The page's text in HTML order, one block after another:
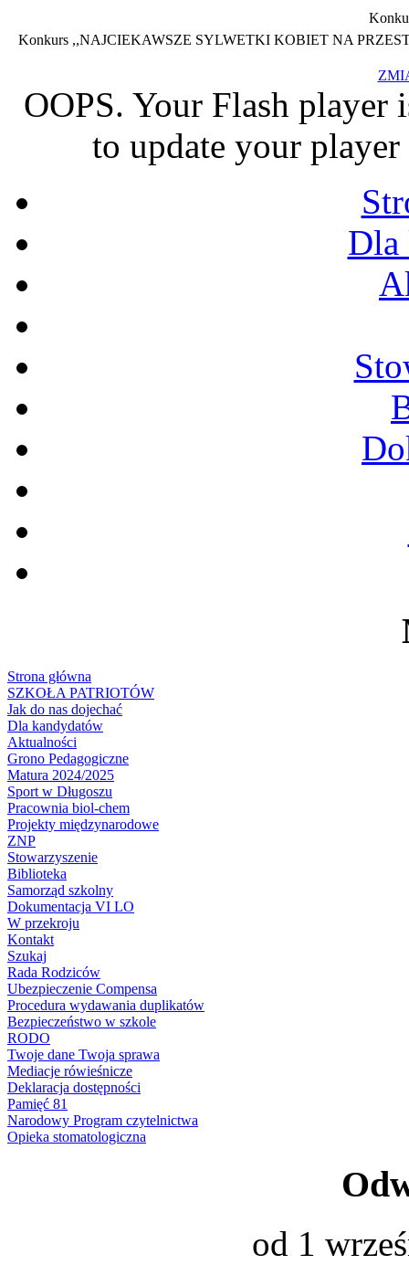
Konkurs ,,NAJCIEKAWSZE SYLWETKI KOBIET NA
OOPS. Your Flash player
to update your
Dla
Strona główna
SZKOŁA PATRIOTÓW
Jak do nas dojechać
Dla kandydatów
Aktualności
Grono Pedagogiczne
Matura 2024/2025
Sport w Długoszu
Pracownia biol-chem
Projekty międzynarodowe
ZNP
Stowarzyszenie
Biblioteka
Samorząd szkolny
Dokumentacja VI LO
W przekroju
Kontakt
Szukaj
Rada Rodziców
Ubezpieczenie Compensa
Procedura wydawania duplikatów
Bezpieczeństwo w szkole
RODO
Twoje dane Twoja sprawa
Mediacje rówieśnicze
Deklaracja dostępności
Pamięć 81
Narodowy Program czytelnictwa
Opieka stomatologiczna
od 1